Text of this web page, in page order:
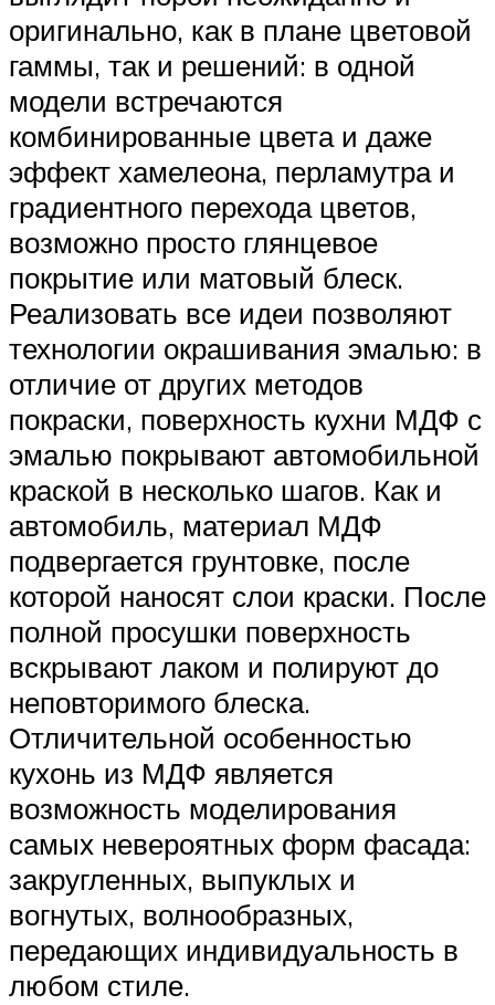
оригинально, как в плане цветовой
гаммы, так и решений: в одной
модели встречаются
комбинированные цвета и даже
эффект хамелеона, перламутра и
градиентного перехода цветов,
возможно просто глянцевое
покрытие или матовый блеск.
Реализовать все идеи позволяют
технологии окрашивания эмалью: в
отличие от других методов
покраски, поверхность кухни МДФ с
эмалью покрывают автомобильной
краской в несколько шагов. Как и
автомобиль, материал МДФ
подвергается грунтовке, после
которой наносят слои краски. После
полной просушки поверхность
вскрывают лаком и полируют до
неповторимого блеска.
Отличительной особенностью
кухонь из МДФ является
возможность моделирования
самых невероятных форм фасада:
закругленных, выпуклых и
вогнутых, волнообразных,
передающих индивидуальность в
любом стиле.